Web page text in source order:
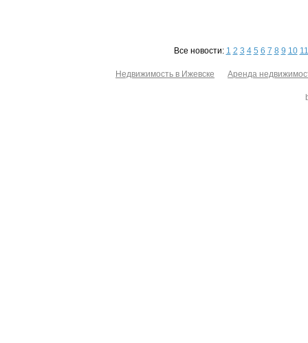
Все новости: 1 2 3 4 5 6 7 8 9 10 11
Недвижимость в Ижевске Аренда